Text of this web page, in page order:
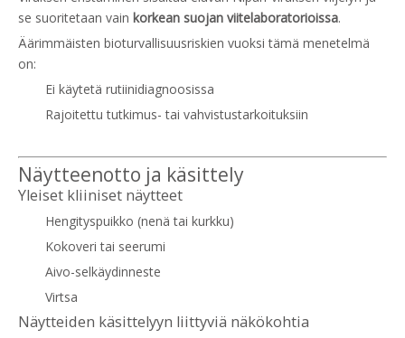
se suoritetaan vain korkean suojan viitelaboratorioissa.
Äärimmäisten bioturvallisuusriskien vuoksi tämä menetelmä
on:
Ei käytetä rutiinidiagnoosissa
Rajoitettu tutkimus- tai vahvistustarkoituksiin
Näytteenotto ja käsittely
Yleiset kliiniset näytteet
Hengityspuikko (nenä tai kurkku)
Kokoveri tai seerumi
Aivo-selkäydinneste
Virtsa
Näytteiden käsittelyyn liittyviä näkökohtia